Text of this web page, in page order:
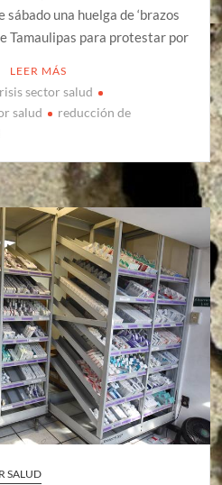
una huelga de ‘brazos
Tamaulipas para protestar por
LEER MÁS
sector salud
salud
reducción de
SALUD